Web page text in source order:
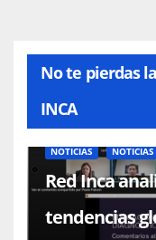
No te pierdas
INCA
NOTICIAS
Red Inca
tendencias